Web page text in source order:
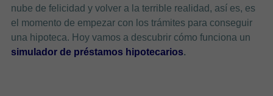
nube de felicidad y volver a la terrible realidad, así es, es
el momento de empezar con los trámites para conseguir
una hipoteca. Hoy vamos a descubrir cómo funciona un
simulador de préstamos hipotecarios.